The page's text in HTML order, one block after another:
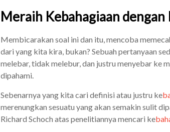
Meraih Kebahagiaan dengan
Membicarakan soal ini dan itu, mencoba
dari yang kita kira, bukan? Sebuah pertanyaan
melebar, tidak melebur, dan justru menyebar ke
dipahami.
Sebenarnya yang kita cari definisi atau justru ke
merenungkan sesuatu yang akan semakin sulit
Richard Schoch atas penelitiannya mencari ke